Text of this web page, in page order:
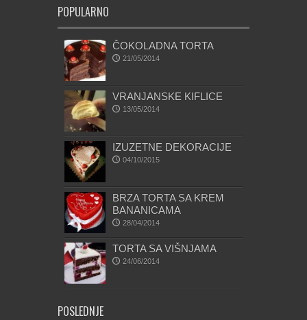
POPULARNO
ČOKOLADNA TORTA
21/05/2014
VRANJANSKE KIFLICE
13/05/2014
IZUZETNE DEKORACIJE
04/10/2015
BRZA TORTA SA KREM
BANANICAMA
28/04/2014
TORTA SA VIŠNJAMA
24/06/2014
POSLEDNJE